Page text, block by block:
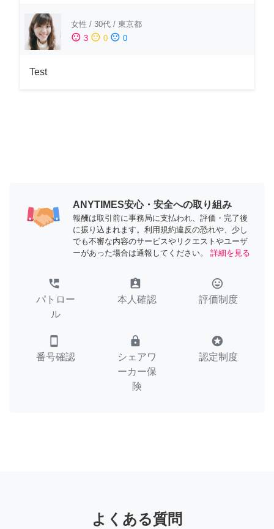
女性 / 30代 / 東京都
sentiment_satisfied 3 sentiment_neutral 0 sentiment_dissatisfied 0
Test
ANYTIMES安心・安全への取り組み
報酬は取引前に事務局に支払われ、評価・完了後
に振り込まれます。利用規約違反の恐れや、少し
でも不審な内容のサービスやリクエストやユーザ
ーがあった場合は通報してください。
詳細を見る
perm_phone_msg
パトロー
ル
assignment_ind
本人確認
tag_faces
評価制度
smartphone
番号確認
lock
シェアワ
ーカー保
険
stars
認定制度
よくある質問